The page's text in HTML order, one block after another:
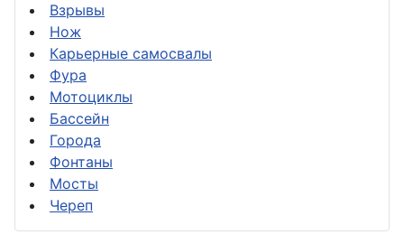
Взрывы
Нож
Карьерные самосвалы
Фура
Мотоциклы
Бассейн
Города
Фонтаны
Мосты
Череп